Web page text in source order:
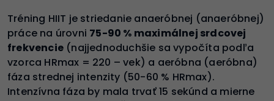
Tréning HIIT je striedanie anaeróbnej (anaeróbnej)
práce na úrovni 75-90 % maximálnej srdcovej
frekvencie (najjednoduchšie sa vypočíta podľa
vzorca HRmax = 220 – vek) a aeróbna (aeróbna)
fáza strednej intenzity (50-60 % HRmax).
Intenzívna fáza by mala trvať 15 sekúnd a mierne